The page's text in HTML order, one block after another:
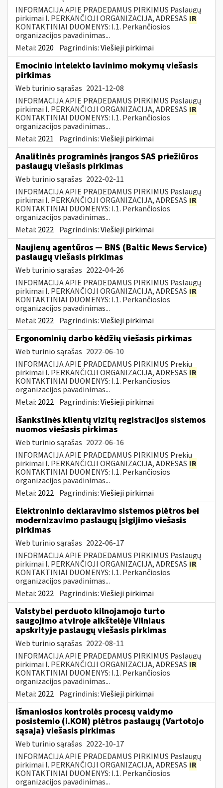
INFORMACIJA APIE PRADEDAMUS PIRKIMUS Paslaugų
pirkimai I. PERKANČIOJI ORGANIZACIJA, ADRESAS IR
KONTAKTINIAI DUOMENYS: I.1. Perkančiosios
organizacijos pavadinimas...
Metai: 2020 Pagrindinis:Viešieji pirkimai
Emocinio intelekto lavinimo mokymų viešasis
pirkimas
Web turinio sąrašas 2021-12-08
INFORMACIJA APIE PRADEDAMUS PIRKIMUS Paslaugų
pirkimai I. PERKANČIOJI ORGANIZACIJA, ADRESAS IR
KONTAKTINIAI DUOMENYS: I.1. Perkančiosios
organizacijos pavadinimas...
Metai: 2021 Pagrindinis:Viešieji pirkimai
Analitinės programinės įrangos SAS priežiūros
paslaugų viešasis pirkimas
Web turinio sąrašas 2022-02-11
INFORMACIJA APIE PRADEDAMUS PIRKIMUS Paslaugų
pirkimai I. PERKANČIOJI ORGANIZACIJA, ADRESAS IR
KONTAKTINIAI DUOMENYS: I.1. Perkančiosios
organizacijos pavadinimas...
Metai: 2022 Pagrindinis:Viešieji pirkimai
Naujienų agentūros — BNS (Baltic News Service)
paslaugų viešasis pirkimas
Web turinio sąrašas 2022-04-26
INFORMACIJA APIE PRADEDAMUS PIRKIMUS Paslaugų
pirkimai I. PERKANČIOJI ORGANIZACIJA, ADRESAS IR
KONTAKTINIAI DUOMENYS: I.1. Perkančiosios
organizacijos pavadinimas...
Metai: 2022 Pagrindinis:Viešieji pirkimai
Ergonominių darbo kėdžių viešasis pirkimas
Web turinio sąrašas 2022-06-10
INFORMACIJA APIE PRADEDAMUS PIRKIMUS Prekių
pirkimai I. PERKANČIOJI ORGANIZACIJA, ADRESAS IR
KONTAKTINIAI DUOMENYS: I.1. Perkančiosios
organizacijos pavadinimas...
Metai: 2022 Pagrindinis:Viešieji pirkimai
Išankstinės klientų vizitų registracijos sistemos
nuomos viešasis pirkimas
Web turinio sąrašas 2022-06-16
INFORMACIJA APIE PRADEDAMUS PIRKIMUS Prekių
pirkimai I. PERKANČIOJI ORGANIZACIJA, ADRESAS IR
KONTAKTINIAI DUOMENYS: I.1. Perkančiosios
organizacijos pavadinimas...
Metai: 2022 Pagrindinis:Viešieji pirkimai
Elektroninio deklaravimo sistemos plėtros bei
modernizavimo paslaugų įsigijimo viešasis
pirkimas
Web turinio sąrašas 2022-06-17
INFORMACIJA APIE PRADEDAMUS PIRKIMUS Paslaugų
pirkimai I. PERKANČIOJI ORGANIZACIJA, ADRESAS IR
KONTAKTINIAI DUOMENYS: I.1. Perkančiosios
organizacijos pavadinimas...
Metai: 2022 Pagrindinis:Viešieji pirkimai
Valstybei perduoto kilnojamojo turto
saugojimo atviroje aikštelėje Vilniaus
apskrityje paslaugų viešasis pirkimas
Web turinio sąrašas 2022-08-11
INFORMACIJA APIE PRADEDAMUS PIRKIMUS Paslaugų
pirkimai I. PERKANČIOJI ORGANIZACIJA, ADRESAS IR
KONTAKTINIAI DUOMENYS: I.1. Perkančiosios
organizacijos pavadinimas...
Metai: 2022 Pagrindinis:Viešieji pirkimai
Išmaniosios kontrolės procesų valdymo
posistemio (i.KON) plėtros paslaugų (Vartotojo
sąsaja) viešasis pirkimas
Web turinio sąrašas 2022-10-17
INFORMACIJA APIE PRADEDAMUS PIRKIMUS Paslaugų
pirkimai I. PERKANČIOJI ORGANIZACIJA, ADRESAS IR
KONTAKTINIAI DUOMENYS: I.1. Perkančiosios
organizacijos pavadinimas...